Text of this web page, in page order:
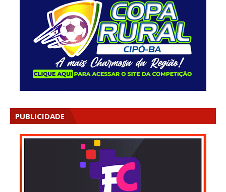
PUBLICIDADE